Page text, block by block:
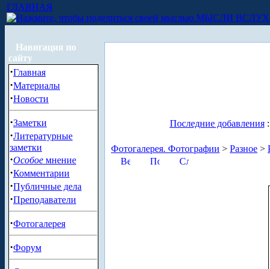
ГЛАВНАЯ
МЫСЛИ ВСЛУХ
Навигация по
сайту
·Главная
·Материалы
·Новости
·Заметки
·Литературные
заметки
·Особое мнение
·Комментарии
·Публичные дела
·Преподаватели
·Фотогалерея
·Форум
Последние добавления
Фотогалерея. Фотографии > Разное >